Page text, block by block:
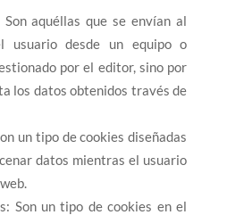
aquéllas que se envían al
usuario desde un equipo o
por el editor, sino por
los datos obtenidos través de
un tipo de cookies diseñadas
datos mientras el usuario
Son un tipo de cookies en el